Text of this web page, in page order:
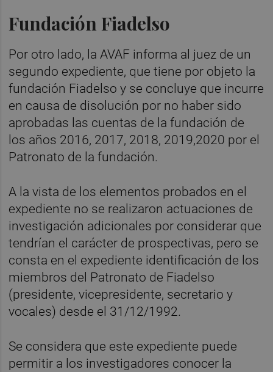
Fundación Fiadelso
Por otro lado, la AVAF informa al juez de un
segundo expediente, que tiene por objeto la
fundación Fiadelso y se concluye que incurre
en causa de disolución por no haber sido
aprobadas las cuentas de la fundación de
los años 2016, 2017, 2018, 2019,2020 por el
Patronato de la fundación.
A la vista de los elementos probados en el
expediente no se realizaron actuaciones de
investigación adicionales por considerar que
tendrían el carácter de prospectivas, pero se
consta en el expediente identificación de los
miembros del Patronato de Fiadelso
(presidente, vicepresidente, secretario y
vocales) desde el 31/12/1992.
Se considera que este expediente puede
permitir a los investigadores conocer la